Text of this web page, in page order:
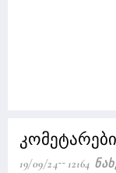
19/09/24 12164